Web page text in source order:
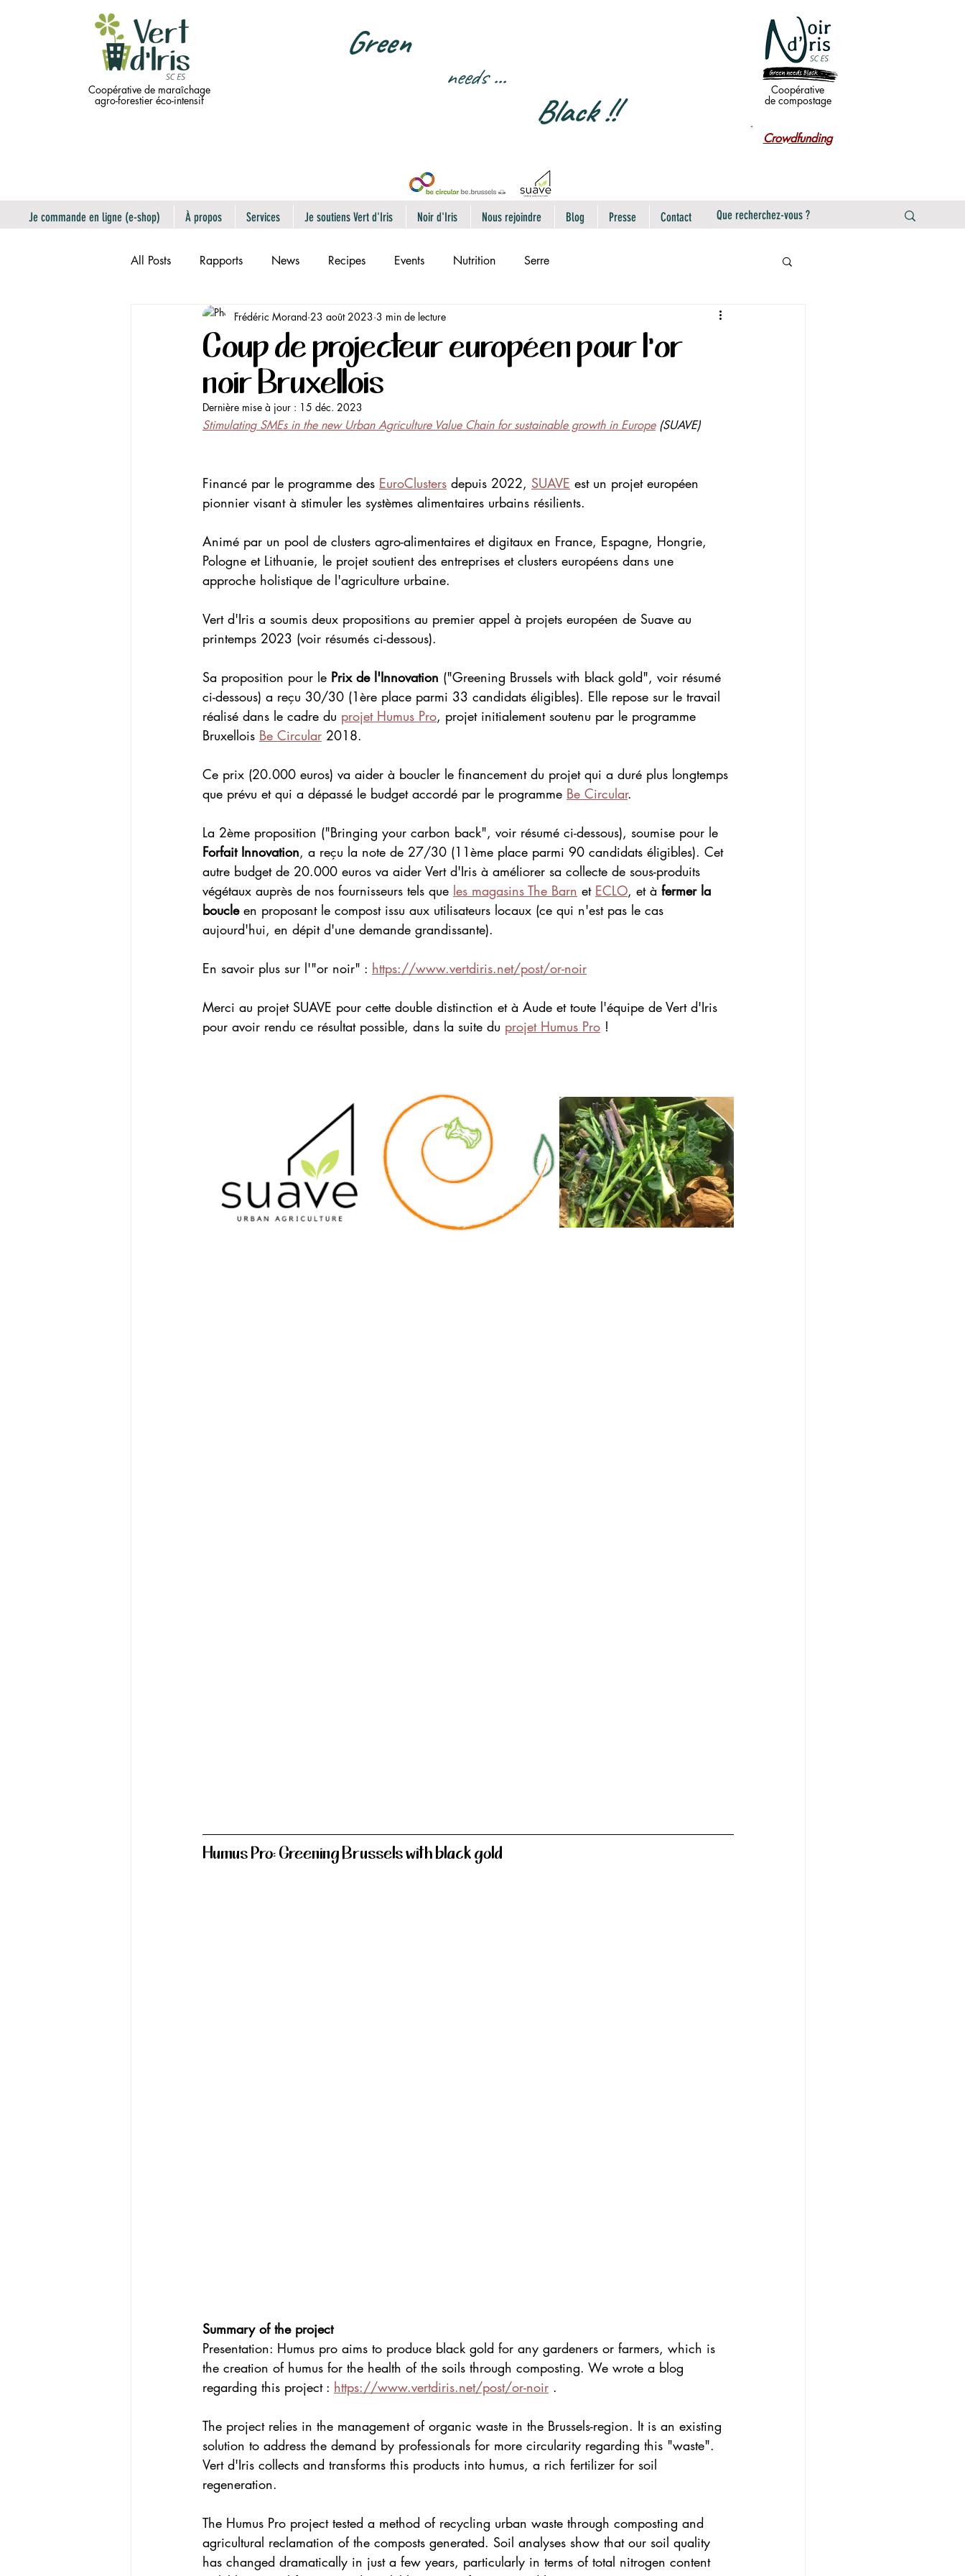
Coopérative de maraîchage
agro-forestier éco-intensif
Green
needs ...
Black !!
Coopérative
de compostage
Crowdfunding
Je commande en ligne (e-shop) À propos Services Je soutiens Vert d'Iris Noir d'Iris Nous rejoindre Blog Presse Contact
All Posts Rapports News Recipes Events Nutrition Serre
Coup de projecteur européen pour l'or
noir Bruxellois
Frédéric Morand 23 août 2023 3 min de lecture
Dernière mise à jour : 15 déc. 2023
Stimulating SMEs in the new Urban Agriculture Value Chain for sustainable growth in Europe (SUAVE)
Financé par le programme des EuroClusters depuis 2022, SUAVE est un projet européen
pionnier visant à stimuler les systèmes alimentaires urbains résilients.
Animé par un pool de clusters agro-alimentaires et digitaux en France, Espagne, Hongrie,
Pologne et Lithuanie, le projet soutient des entreprises et clusters européens dans une
approche holistique de l'agriculture urbaine.
Vert d'Iris a soumis deux propositions au premier appel à projets européen de Suave au
printemps 2023 (voir résumés ci-dessous).
Sa proposition pour le Prix de l'Innovation ("Greening Brussels with black gold", voir résumé
ci-dessous) a reçu 30/30 (1ère place parmi 33 candidats éligibles). Elle repose sur le travail
réalisé dans le cadre du projet Humus Pro, projet initialement soutenu par le programme
Bruxellois Be Circular 2018.
Ce prix (20.000 euros) va aider à boucler le financement du projet qui a duré plus longtemps
que prévu et qui a dépassé le budget accordé par le programme Be Circular.
La 2ème proposition ("Bringing your carbon back", voir résumé ci-dessous), soumise pour le
Forfait Innovation, a reçu la note de 27/30 (11ème place parmi 90 candidats éligibles). Cet
autre budget de 20.000 euros va aider Vert d'Iris à améliorer sa collecte de sous-produits
végétaux auprès de nos fournisseurs tels que les magasins The Barn et ECLO, et à fermer la
boucle en proposant le compost issu aux utilisateurs locaux (ce qui n'est pas le cas
aujourd'hui, en dépit d'une demande grandissante).
En savoir plus sur l'"or noir" : https://www.vertdiris.net/post/or-noir
Merci au projet SUAVE pour cette double distinction et à Aude et toute l'équipe de Vert d'Iris
pour avoir rendu ce résultat possible, dans la suite du projet Humus Pro !
Humus Pro: Greening Brussels with black gold
Summary of the project
Presentation: Humus pro aims to produce black gold for any gardeners or farmers, which is
the creation of humus for the health of the soils through composting. We wrote a blog
regarding this project : https://www.vertdiris.net/post/or-noir .
The project relies in the management of organic waste in the Brussels-region. It is an existing
solution to address the demand by professionals for more circularity regarding this "waste".
Vert d'Iris collects and transforms this products into humus, a rich fertilizer for soil
regeneration.
The Humus Pro project tested a method of recycling urban waste through composting and
agricultural reclamation of the composts generated. Soil analyses show that our soil quality
has changed dramatically in just a few years, particularly in terms of total nitrogen content